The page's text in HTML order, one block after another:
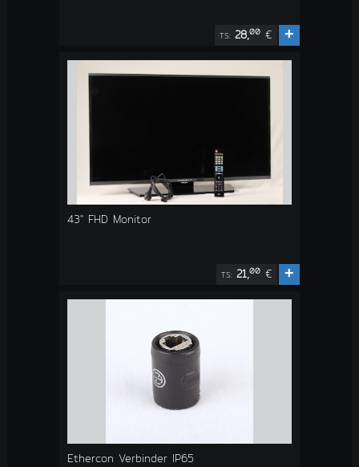
TS: 28,00 € +
43" FHD Monitor
TS: 21,00 € +
Ethercon Verbinder IP65